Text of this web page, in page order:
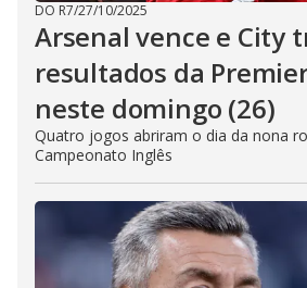
DO R7/27/10/2025
Arsenal vence e City
resultados da
neste domingo (26)
Quatro jogos abriram o dia da nona
Campeonato Inglês